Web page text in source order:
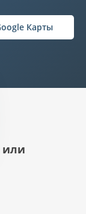
Карты
или